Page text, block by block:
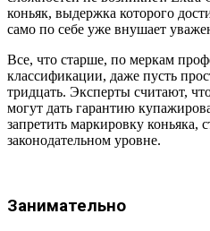
коньяк, выдержка которого
само по себе уже внушает
Все, что старше, по меркам
классификации, даже пусть
тридцать. Эксперты считают,
могут дать гарантию
запретить маркировку коньяка,
законодательном уровне.
Занимательно